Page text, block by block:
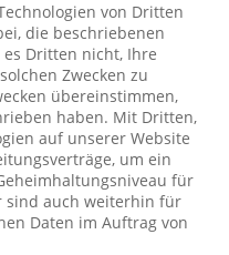
von Dritten
die beschriebenen
Dritten nicht, Ihre
Zwecken zu
übereinstimmen,
haben. Mit Dritten,
auf unserer Website
um ein
für
sind auch weiterhin für
Daten im Auftrag von